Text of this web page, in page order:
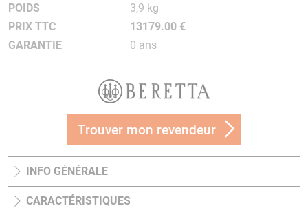
POIDS
3,9 kg
PRIX TTC
13179.00 €
GARANTIE
0 ans
Trouver mon revendeur
INFO GÉNÉRALE
CARACTÉRISTIQUES